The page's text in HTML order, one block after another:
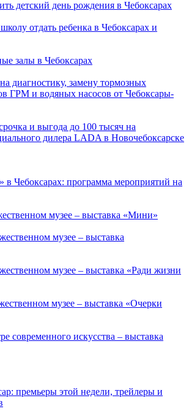
детский день рождения в Чебоксарах
отдать ребенка в Чебоксарах и
залы в Чебоксарах
диагностику, замену тормозных
ГРМ и водяных насосов от Чебоксары-
и выгода до 100 тысяч на
дилера LADA в Новочебоксарске
в Чебоксарах: программа мероприятий на
музее – выставка «Мини»
музее – выставка
музее – выставка «Ради жизни
музее – выставка «Очерки
современного искусства – выставка
премьеры этой недели, трейлеры и